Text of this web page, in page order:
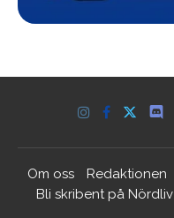
Om oss Redaktionen
Bli skribent på Nördliv